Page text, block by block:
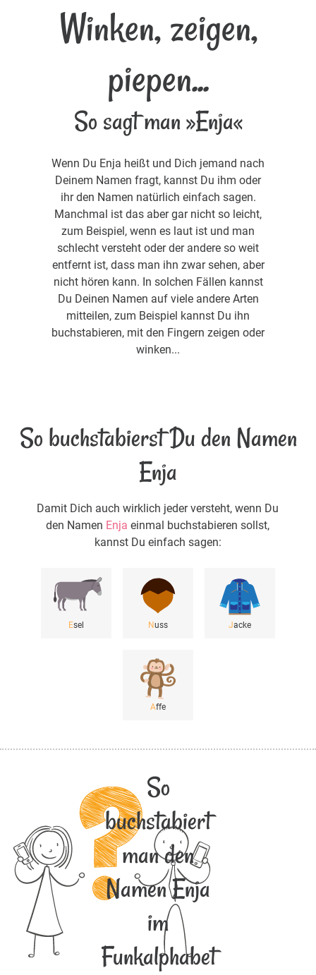
Winken, zeigen,
piepen...
So sagt man »Enja«
Wenn Du Enja heißt und Dich jemand nach
Deinem Namen fragt, kannst Du ihm oder
ihr den Namen natürlich einfach sagen.
Manchmal ist das aber gar nicht so leicht,
zum Beispiel, wenn es laut ist und man
schlecht versteht oder der andere so weit
entfernt ist, dass man ihn zwar sehen, aber
nicht hören kann. In solchen Fällen kannst
Du Deinen Namen auf viele andere Arten
mitteilen, zum Beispiel kannst Du ihn
buchstabieren, mit den Fingern zeigen oder
winken...
So buchstabierst Du den Namen
Enja
Damit Dich auch wirklich jeder versteht, wenn Du
den Namen Enja einmal buchstabieren sollst,
kannst Du einfach sagen:
Esel Nuss Jacke
Affe
So
buchstabiert
man den
Namen Enja
im
Funkalphabet